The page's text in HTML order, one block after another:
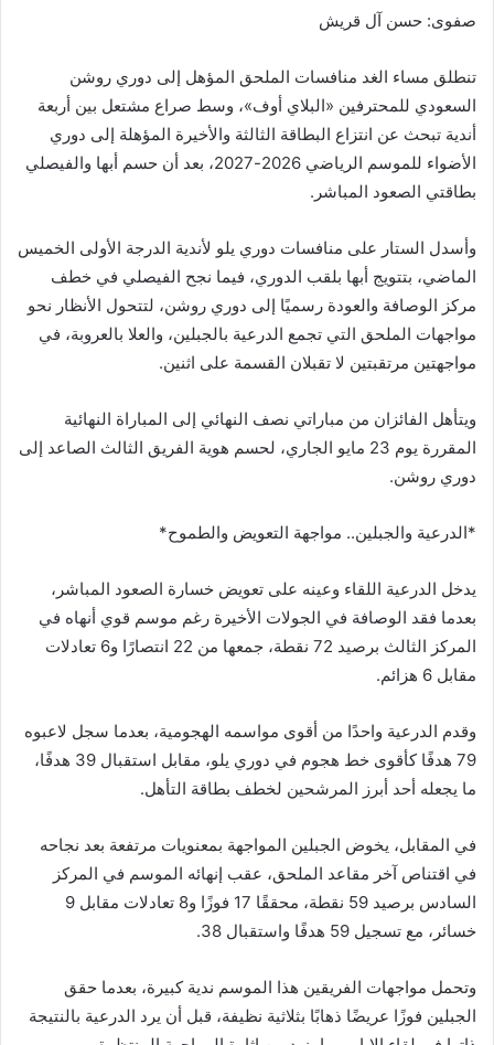
صفوى: حسن آل قريش
تنطلق مساء الغد منافسات الملحق المؤهل إلى دوري روشن
السعودي للمحترفين «البلاي أوف»، وسط صراع مشتعل بين أربعة
أندية تبحث عن انتزاع البطاقة الثالثة والأخيرة المؤهلة إلى دوري
الأضواء للموسم الرياضي 2026-2027، بعد أن حسم أبها والفيصلي
بطاقتي الصعود المباشر.
وأسدل الستار على منافسات دوري يلو لأندية الدرجة الأولى الخميس
الماضي، بتتويج أبها بلقب الدوري، فيما نجح الفيصلي في خطف
مركز الوصافة والعودة رسميًا إلى دوري روشن، لتتحول الأنظار نحو
مواجهات الملحق التي تجمع الدرعية بالجبلين، والعلا بالعروبة، في
مواجهتين مرتقبتين لا تقبلان القسمة على اثنين.
ويتأهل الفائزان من مباراتي نصف النهائي إلى المباراة النهائية
المقررة يوم 23 مايو الجاري، لحسم هوية الفريق الثالث الصاعد إلى
دوري روشن.
*الدرعية والجبلين.. مواجهة التعويض والطموح*
يدخل الدرعية اللقاء وعينه على تعويض خسارة الصعود المباشر،
بعدما فقد الوصافة في الجولات الأخيرة رغم موسم قوي أنهاه في
المركز الثالث برصيد 72 نقطة، جمعها من 22 انتصارًا و6 تعادلات
مقابل 6 هزائم.
وقدم الدرعية واحدًا من أقوى مواسمه الهجومية، بعدما سجل لاعبوه
79 هدفًا كأقوى خط هجوم في دوري يلو، مقابل استقبال 39 هدفًا،
ما يجعله أحد أبرز المرشحين لخطف بطاقة التأهل.
في المقابل، يخوض الجبلين المواجهة بمعنويات مرتفعة بعد نجاحه
في اقتناص آخر مقاعد الملحق، عقب إنهائه الموسم في المركز
السادس برصيد 59 نقطة، محققًا 17 فوزًا و8 تعادلات مقابل 9
خسائر، مع تسجيل 59 هدفًا واستقبال 38.
وتحمل مواجهات الفريقين هذا الموسم ندية كبيرة، بعدما حقق
الجبلين فوزًا عريضًا ذهابًا بثلاثية نظيفة، قبل أن يرد الدرعية بالنتيجة